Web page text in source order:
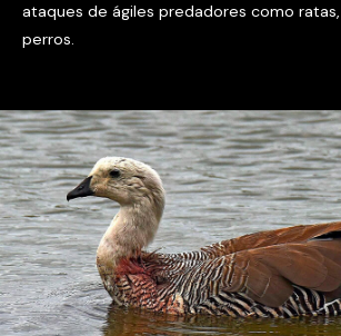
ataques de ágiles predadores como
perros.